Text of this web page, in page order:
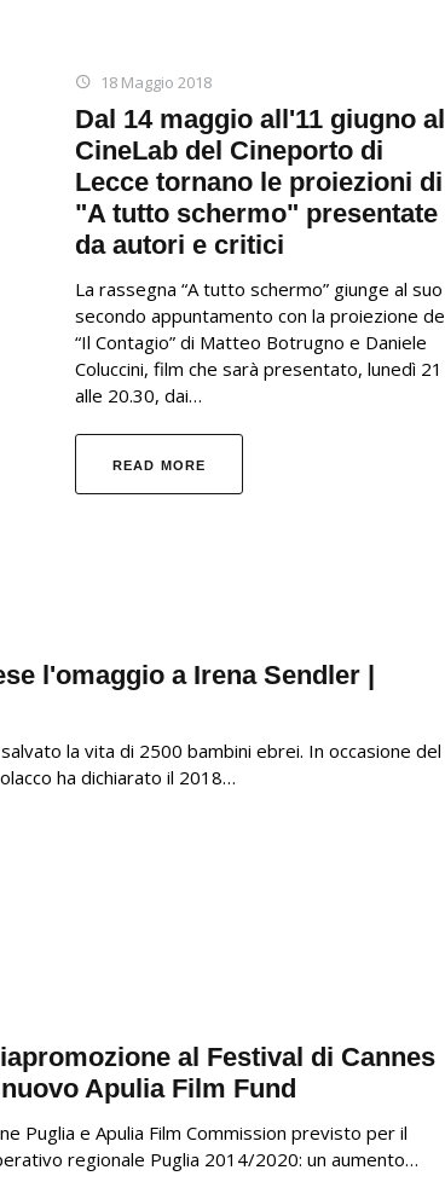
18 Maggio 2018
Dal 14 maggio all'11 giugno al
CineLab del Cineporto di
Lecce tornano le proiezioni di
"A tutto schermo" presentate
da autori e critici
La rassegna “A tutto schermo” giunge al suo
secondo appuntamento con la proiezione de
“Il Contagio” di Matteo Botrugno e Daniele
Coluccini, film che sarà presentato, lunedì 21
alle 20.30, dai…
READ MORE
l'omaggio a Irena Sendler |
la vita di 2500 bambini ebrei. In occasione del
ha dichiarato il 2018…
al Festival di Cannes
Apulia Film Fund
Puglia e Apulia Film Commission previsto per il
regionale Puglia 2014/2020: un aumento…